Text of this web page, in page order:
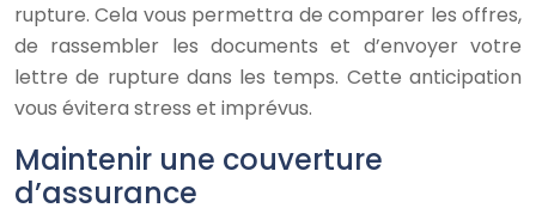
rupture. Cela vous permettra de comparer les offres,
de rassembler les documents et d’envoyer votre
lettre de rupture dans les temps. Cette anticipation
vous évitera stress et imprévus.
Maintenir une couverture
d’assurance